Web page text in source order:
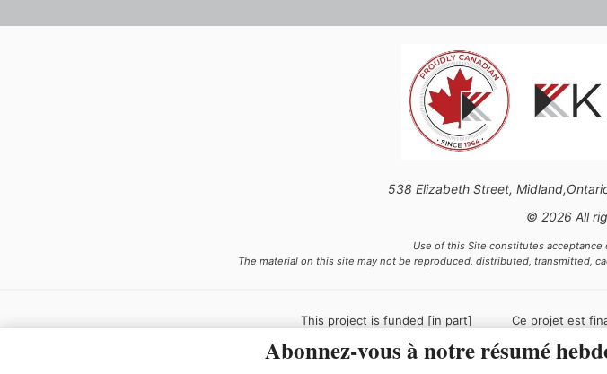
538 Elizabeth Street,
© 2026 All
Use of this Site constitutes acceptance
The material on this site may not be reproduced, distributed, transmitted,
This project is funded [in part]
Ce projet est
Canada.
Abonnez-vous à notre résumé